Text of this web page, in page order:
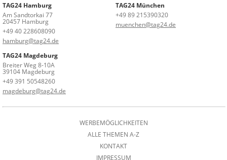
TAG24 Hamburg
Am Sandtorkai 77
20457 Hamburg
+49 40 228608090
hamburg@tag24.de
TAG24 München
+49 89 215390320
muenchen@tag24.de
TAG24 Magdeburg
Breiter Weg 8-10A
39104 Magdeburg
+49 391 50548260
magdeburg@tag24.de
WERBEMÖGLICHKEITEN
ALLE THEMEN A-Z
KONTAKT
IMPRESSUM